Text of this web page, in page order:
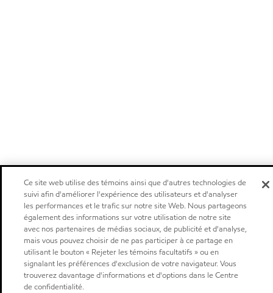
Ce site web utilise des témoins ainsi que d'autres technologies de
suivi afin d'améliorer l'expérience des utilisateurs et d'analyser
les performances et le trafic sur notre site Web. Nous partageons
également des informations sur votre utilisation de notre site
avec nos partenaires de médias sociaux, de publicité et d'analyse,
mais vous pouvez choisir de ne pas participer à ce partage en
utilisant le bouton « Rejeter les témoins facultatifs » ou en
signalant les préférences d'exclusion de votre navigateur. Vous
trouverez davantage d'informations et d'options dans le Centre
de confidentialité.